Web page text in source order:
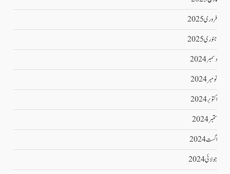
فروری 2025
جنوری 2025
دسمبر 2024
نومبر 2024
اکتوبر 2024
ستمبر 2024
اگست 2024
جولائی 2024